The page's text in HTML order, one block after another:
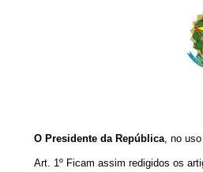
O Presidente da República, no
Art. 1º Ficam assim redigidos os